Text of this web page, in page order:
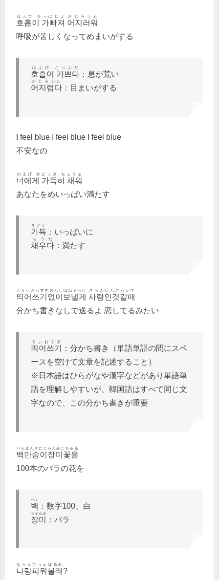
호흡이 가빠져
ほふび かっぱじょ
어지러워
おじろうぉ
呼吸が苦しくなってめまいがする
호흡이 가쁘다
ほふび こっぷだ
：息が荒い
어지럽다
おじろぷた
：目まいがする
I feel blue I feel blue I feel blue
不安なの
너에게 가득히 채워
のえげ かどぅき ちぇうぉ
あなたをめいっぱい満たす
가득
きどく
：いっぱいに
채우다
ちうだ
：満たす
띄어쓰기없이보낼게
とぅぃおっすぎおぷしぼねるっけ
사랑인것같애
さらんいんごっかて
分かち書きなしで送るよ 恋してるみたい
띄어쓰기
てぃおすぎ
：分かち書き（単語単語の間にスペ
ースを空けて文章を記述すること）
※日本語はひらがなや漢字などがあり単語単
語を理解しやすいが、韓国語はすべて同じ文
字なので、この分かち書きが重要
백만송이장미꽃을
ぺんまんそにじゃんみこちゅる
100本のバラの花を
백
ぺく
：数字100、白
장미
ちゃんみ
：バラ
나랑피워볼래
ならんぴうぉぼるれ
?